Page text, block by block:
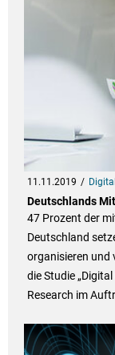
11.11.2019
Deutschlands
47 Prozent der
Deutschland
organisieren und
die Studie
Research im